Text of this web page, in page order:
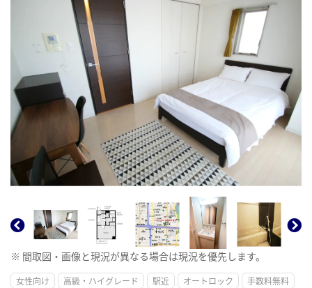
※ 間取図・画像と現況が異なる場合は現況を優先します。
女性向け 高級・ハイグレード 駅近 オートロック
手数料無料